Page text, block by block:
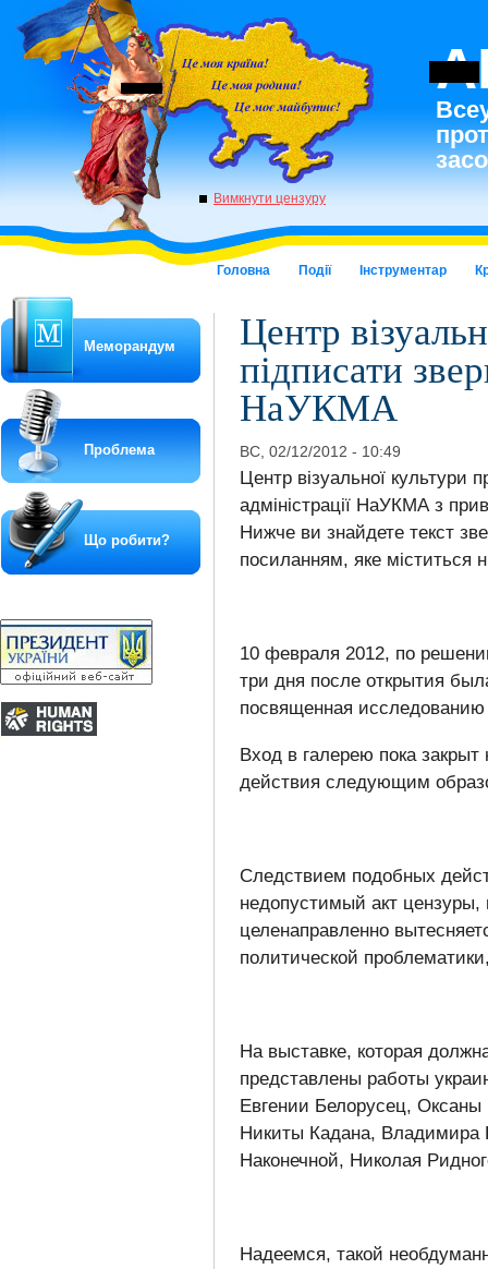
Головна Події Інструментар
Вимкнути цензуру
Центр
підписати
НаУКМА
ВС, 02/12/2012 - 10:49
Центр візуальної культури
адміністрації НаУКМА з
Нижче ви знайдете текст
посиланням, яке міститься
10 февраля 2012, по
три дня после открытия
посвященная
Вход в галерею пока
действия следующим
Следствием подобных
недопустимый акт цензуры,
целенаправленно
политической
На выставке, которая
представлены работы
Евгении Белорусец,
Никиты Кадана,
Наконечной, Николая
Надеемся, такой
Меморандум
Проблема
Що робити?